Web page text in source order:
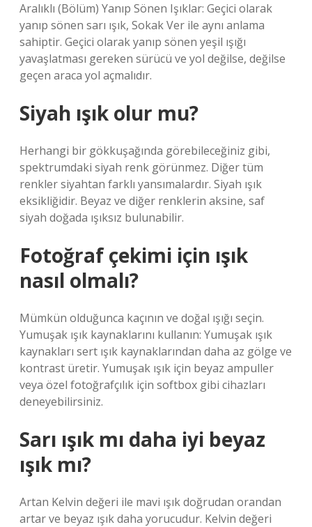
Aralıklı (Bölüm) Yanıp Sönen Işıklar: Geçici olarak
yanıp sönen sarı ışık, Sokak Ver ile aynı anlama
sahiptir. Geçici olarak yanıp sönen yeşil ışığı
yavaşlatması gereken sürücü ve yol değilse, değilse
geçen araca yol açmalıdır.
Siyah ışık olur mu?
Herhangi bir gökkuşağında görebileceğiniz gibi,
spektrumdaki siyah renk görünmez. Diğer tüm
renkler siyahtan farklı yansımalardır. Siyah ışık
eksikliğidir. Beyaz ve diğer renklerin aksine, saf
siyah doğada ışıksız bulunabilir.
Fotoğraf çekimi için ışık
nasıl olmalı?
Mümkün olduğunca kaçının ve doğal ışığı seçin.
Yumuşak ışık kaynaklarını kullanın: Yumuşak ışık
kaynakları sert ışık kaynaklarından daha az gölge ve
kontrast üretir. Yumuşak ışık için beyaz ampuller
veya özel fotoğrafçılık için softbox gibi cihazları
deneyebilirsiniz.
Sarı ışık mı daha iyi beyaz
ışık mı?
Artan Kelvin değeri ile mavi ışık doğrudan orandan
artar ve beyaz ışık daha yorucudur. Kelvin değeri